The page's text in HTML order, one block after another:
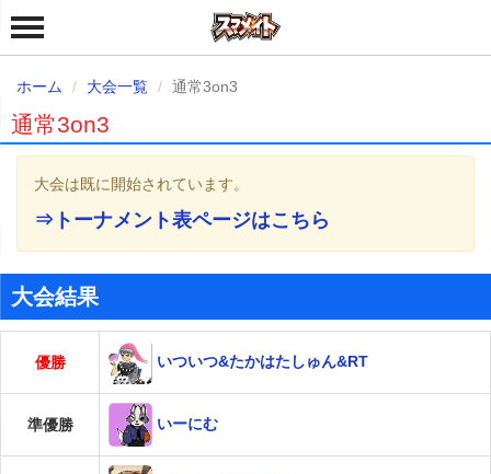
ホーム 大会一覧 通常3on3
通常3on3
大会は既に開始されています。
⇒トーナメント表ページはこちら
大会結果
優勝 いついつ&たかはたしゅん&RT
準優勝 いーにむ